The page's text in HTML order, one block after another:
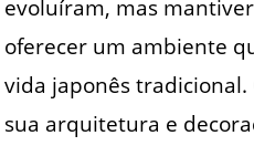
evoluíram, mas
oferecer um ambiente
vida japonês
sua arquitetura e